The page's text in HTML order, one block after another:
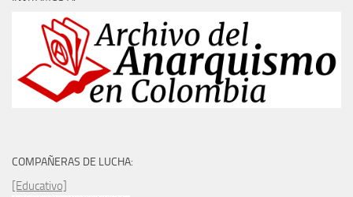
COMPAÑERAS DE LUCHA:
[Educativo]